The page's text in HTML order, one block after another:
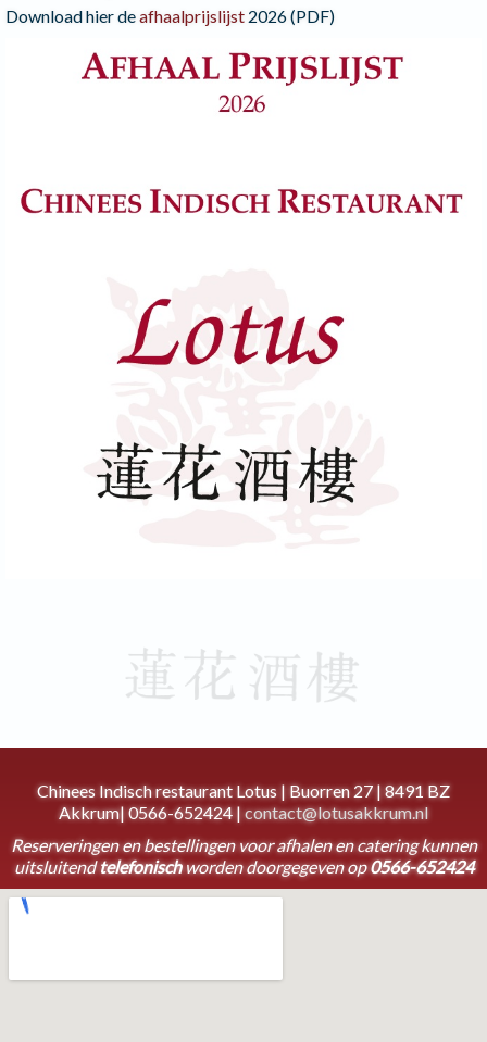
Download hier deafhaalprijslijst 2026 (PDF)
Chinees Indisch restaurant Lotus | Buorren 27 | 8491 BZ
Akkrum| 0566-652424 |contact@lotusakkrum.nl
Reserveringen en bestellingen voor afhalen en catering kunnen
uitsluitendtelefonischworden doorgegeven op0566-652424